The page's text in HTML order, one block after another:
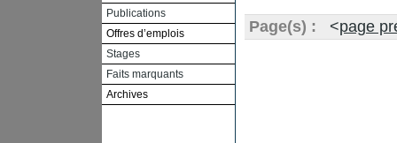
Publications
Offres d’emplois
Stages
Faits marquants
Archives
Page(s) : <page